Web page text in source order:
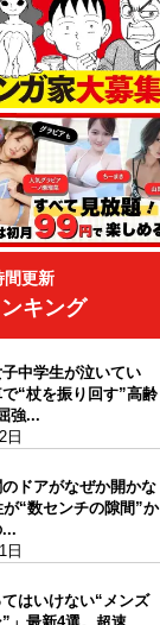
間更新
キング
子中学生が泣いてい
“杖を振り回す”高齢
強...
日
ドアがなぜか開かな
“数センチの隙間”か
...
日
てはいけない“メンズ